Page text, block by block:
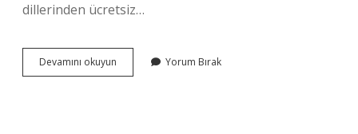
dillerinden ücretsiz…
Devamını okuyun Translator
Uygulaması
Yorum Bırak